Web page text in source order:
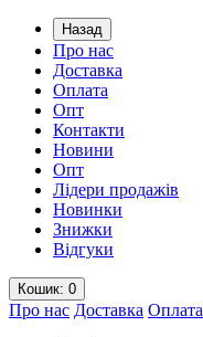
Назад
Про нас
Доставка
Оплата
Опт
Контакти
Новини
Опт
Лідери продажів
Новинки
Знижки
Відгуки
Кошик: 0
Про нас Доставка Оплата